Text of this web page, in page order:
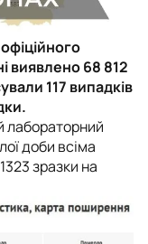
виявлено 68 812
117 випадків
лабораторний
доби всіма
зразки на